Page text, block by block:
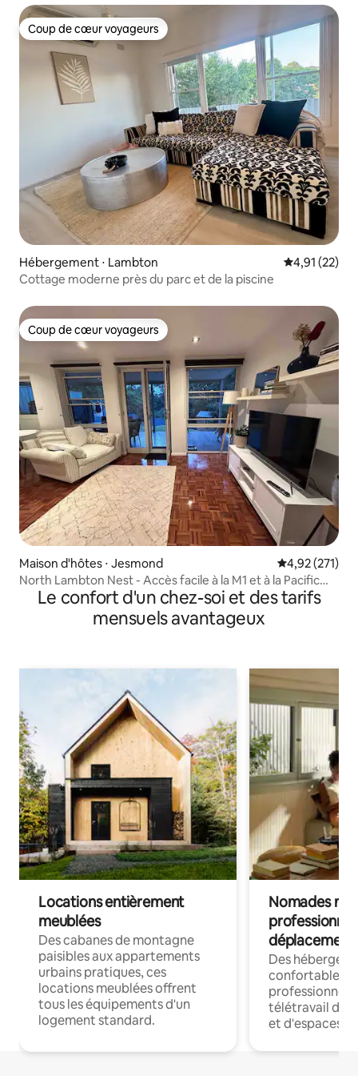
Coup de cœur voyageurs
Coup de cœur voyageurs
Hébergement ⋅ Lambton Évaluation
4,91 (22)
Cottage moderne près du parc et de la piscine
Coup de cœur voyageurs
Coup de cœur voyageurs
Maison d'hôtes ⋅ Jesmond Évaluation
4,92 (271)
North Lambton Nest - Accès facile à la M1 et à la Pacific
MwyLe confort d'un chez-soi et des tarifs
mensuels avantageux
Locations entièrement
meublées
Des cabanes de montagne
paisibles aux appartements
urbains pratiques, ces
locations meublées offrent
tous les équipements d'un
logement standard.
Nomades
déplacement
Des
confortables
professionnels
télétravail
et d'espaces